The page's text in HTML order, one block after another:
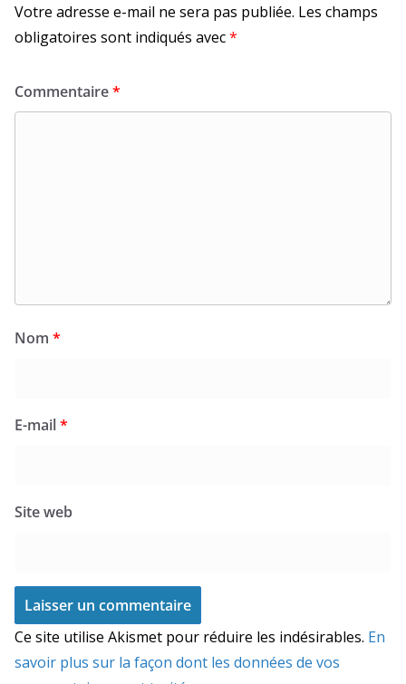
Votre adresse e-mail ne sera pas publiée. Les champs
obligatoires sont indiqués avec*
Commentaire*
Nom *
E-mail*
Site web
Ce site utilise Akismet pour réduire les indésirables. En
savoir plus sur la façon dont les données de vos